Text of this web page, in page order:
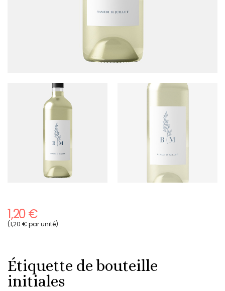
1,20 €
(1,20 € par unité)
Étiquette de bouteille
initiales